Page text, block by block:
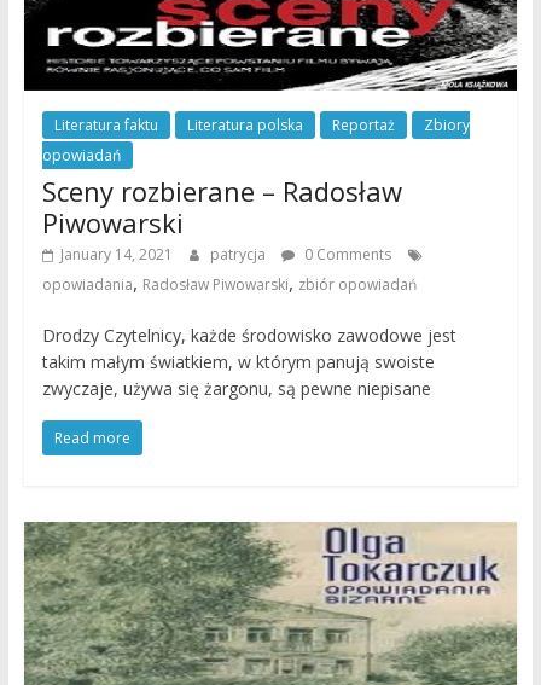
Literatura faktu Literatura polska Reportaż
Zbiory
opowiadań
Sceny rozbierane – Radosław
Piwowarski
January 14, 2021 patrycja
0 Comments
opowiadania, Radosław Piwowarski, zbiór opowiadań
Drodzy Czytelnicy, każde środowisko zawodowe jest
takim małym światkiem, w którym panują swoiste
zwyczaje, używa się żargonu, są pewne niepisane
Read more